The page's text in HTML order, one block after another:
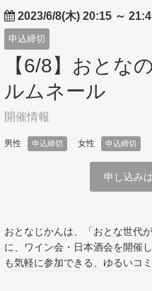
2023/6/8(木) 20:15 ～
申込締切
【6/8】おとな
ルムネール
開催情報
男性 申込締切 女性 申込締切
申し込み
おとなじかんは、「おとな世代
に、ワイン会・日本酒会を開催
も気軽に参加できる、ゆるいコ